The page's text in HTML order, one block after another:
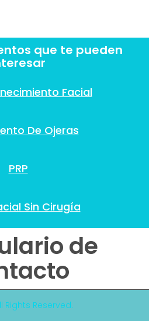
que te pueden
Facial
De Ojeras
PRP
Sin Cirugía
de
Rights Reserved.